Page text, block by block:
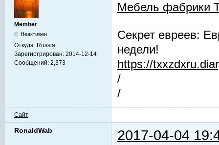
Member
Неактивен
Откуда: Russia
Зарегистрирован: 2014-12-14
Сообщений: 2,373
Мебель фабрики
Секрет евреев:
недели!
https://
/
/
Сайт
RonaldWab 2017-04-04